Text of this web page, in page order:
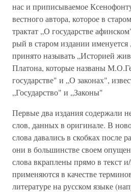
нас и приписываемое
вестного автора, которое в
трактат „О государстве
рый в старом издании именуется
принято называть „Историей
Платона, кото­рые названы
государстве" и „О зако­нах",
„Государство" и „Законы"
Первые два издания содержали
слов, данных в оригинале. В
слова давались в скобках после
они в большинстве своем
слова вкраплены прямо в текст
применяются в каче­стве
литературе на русском языке